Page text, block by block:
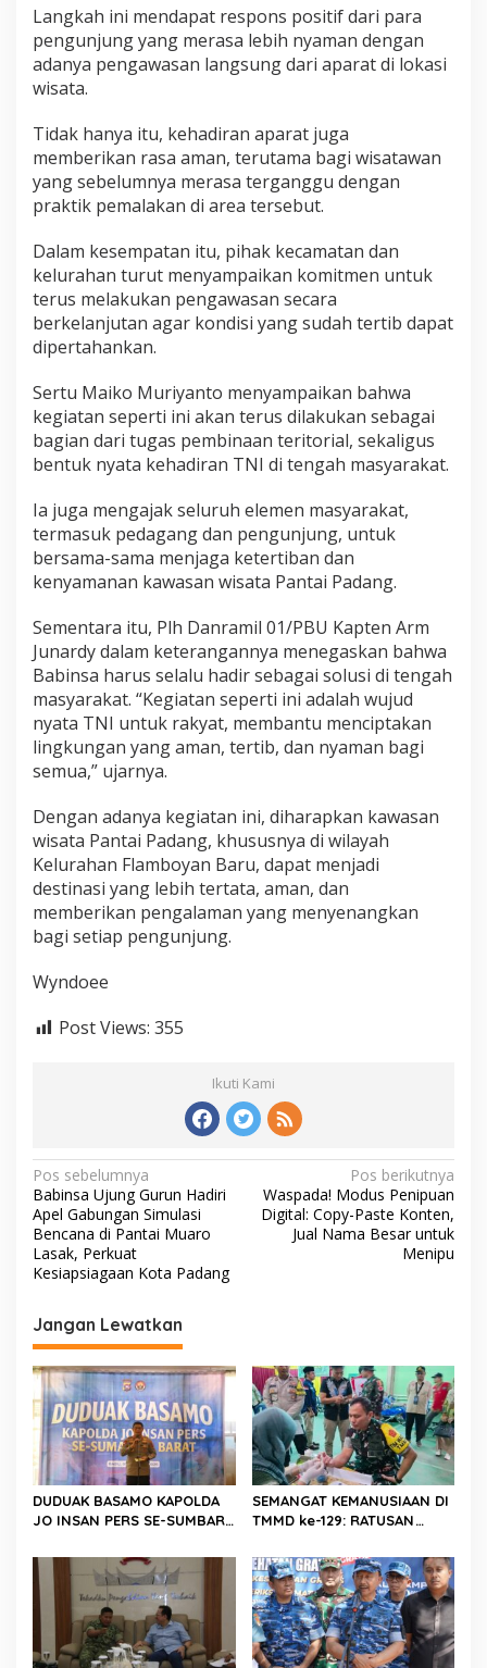
t
l
P
g
r
a
n
e
c
h
Langkah ini mendapat respons positif dari para
pengunjung yang merasa lebih nyaman dengan
adanya pengawasan langsung dari aparat di lokasi
wisata.
Tidak hanya itu, kehadiran aparat juga
memberikan rasa aman, terutama bagi wisatawan
yang sebelumnya merasa terganggu dengan
praktik pemalakan di area tersebut.
Dalam kesempatan itu, pihak kecamatan dan
kelurahan turut menyampaikan komitmen untuk
terus melakukan pengawasan secara
berkelanjutan agar kondisi yang sudah tertib dapat
dipertahankan.
Sertu Maiko Muriyanto menyampaikan bahwa
kegiatan seperti ini akan terus dilakukan sebagai
bagian dari tugas pembinaan teritorial, sekaligus
bentuk nyata kehadiran TNI di tengah masyarakat.
Ia juga mengajak seluruh elemen masyarakat,
termasuk pedagang dan pengunjung, untuk
bersama-sama menjaga ketertiban dan
kenyamanan kawasan wisata Pantai Padang.
Sementara itu, Plh Danramil 01/PBU Kapten Arm
Junardy dalam keterangannya menegaskan bahwa
Babinsa harus selalu hadir sebagai solusi di tengah
masyarakat. “Kegiatan seperti ini adalah wujud
nyata TNI untuk rakyat, membantu menciptakan
lingkungan yang aman, tertib, dan nyaman bagi
semua,” ujarnya.
Dengan adanya kegiatan ini, diharapkan kawasan
wisata Pantai Padang, khususnya di wilayah
Kelurahan Flamboyan Baru, dapat menjadi
destinasi yang lebih tertata, aman, dan
memberikan pengalaman yang menyenangkan
bagi setiap pengunjung.
Wyndoee
Post Views: 355
Ikuti Kami
N
a
v
i
a
s
i
p
o
s
Pos sebelumnya
Babinsa Ujung Gurun Hadiri
Apel Gabungan Simulasi
Bencana di Pantai Muaro
Lasak, Perkuat
Kesiapsiagaan Kota Padang
Pos berikutnya
Waspada! Modus Penipuan
Digital: Copy-Paste Konten,
Jual Nama Besar untuk
Menipu
Jangan Lewatkan
DUDUAK BASAMO KAPOLDA
JO INSAN PERS SE-SUMBAR,
Abadhy Dorong Kolaborasi
Polri dan Media Demi
Kepentingan Masyarakat
SEMANGAT KEMANUSIAAN DI
TMMD ke-129: RATUSAN
KEBUTUHAAN STOK DARAH